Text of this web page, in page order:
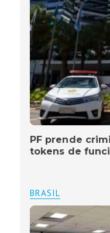
PF prende
tokens de
BRASIL